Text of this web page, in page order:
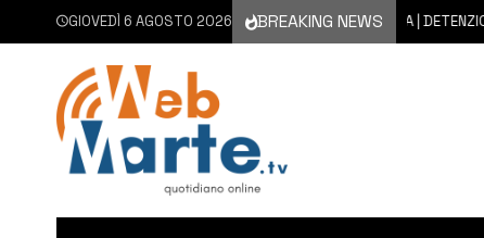
GIOVEDÌ 6 AGOSTO 2026 BREAKING NEWS
6 AGOSTO 2026 FLORIDIA | DETENZIONE A